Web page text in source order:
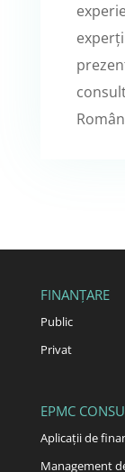
FINANȚARE
Public
Privat
EPMC
Aplicații de
Management